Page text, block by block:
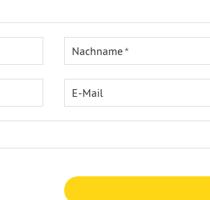
Nachname
E-Mail